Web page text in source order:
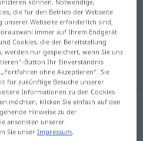
anklicken/antippen)
die für den Betrieb der Webseite
Webseite erforderlich sind,
immer auf Ihrem Endgerät
Cookies, die der Bereitstellung
werden nur gespeichert, wenn Sie uns
Button Ihr Einverständnis
ohne Akzeptieren“. Sie
für zukünftige Besuche unserer
Informationen zu den Cookies
möchten, klicken Sie einfach auf den
Hinweise zu der
ansonsten unserer
Sie unserImpressum